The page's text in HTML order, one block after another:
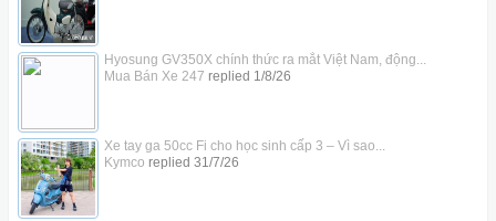
Hyosung GV350X chính thức ra mắt Việt Nam, động...
Mua Bán Xe 247 replied 1/8/26
Xe tay ga 50cc Fi cho học sinh cấp 3 – Vì sao...
Kymco replied 31/7/26